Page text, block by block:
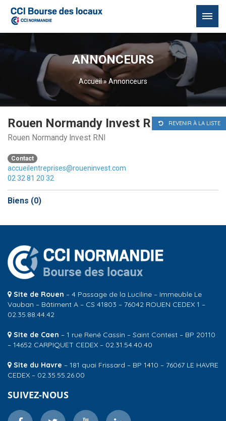
ANNONCEURS
Accueil»Annonceurs
REVENIR À LA LISTE
Rouen Normandy Invest RNI
Rouen Normandy Invest RNI
Contact
accueilentreprises@roueninvest.com
02 32 81 20 32
Biens (0)
Site de Rouen – 4 Passage de la Luciline – Immeuble Le
Vauban – Bâtiment A – CS 41803 – 76042 ROUEN CEDEX 1 –
02.35.88.44.42
Site de Caen – 1 rue René Cassin – Saint Contest – BP 20110
– 14652 CARPIQUET CEDEX – 02.31.54.40.40
Site du Havre – 181 quai Frissard – BP 1410 – 76067 LE HAVRE
CEDEX – 02.35.55.26.00
SUIVEZ-NOUS